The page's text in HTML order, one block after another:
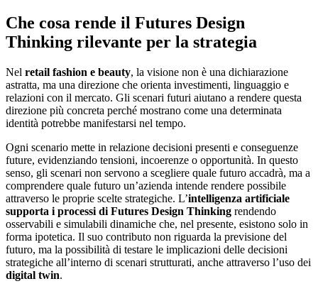
Che cosa rende il Futures Design
Thinking rilevante per la strategia
Nel retail fashion e beauty, la visione non è una dichiarazione
astratta, ma una direzione che orienta investimenti, linguaggio e
relazioni con il mercato. Gli scenari futuri aiutano a rendere questa
direzione più concreta perché mostrano come una determinata
identità potrebbe manifestarsi nel tempo.
Ogni scenario mette in relazione decisioni presenti e conseguenze
future, evidenziando tensioni, incoerenze o opportunità. In questo
senso, gli scenari non servono a scegliere quale futuro accadrà, ma a
comprendere quale futuro un’azienda intende rendere possibile
attraverso le proprie scelte strategiche. L’intelligenza artificiale
supporta i processi di Futures Design Thinking rendendo
osservabili e simulabili dinamiche che, nel presente, esistono solo in
forma ipotetica. Il suo contributo non riguarda la previsione del
futuro, ma la possibilità di testare le implicazioni delle decisioni
strategiche all’interno di scenari strutturati, anche attraverso l’uso dei
digital twin.